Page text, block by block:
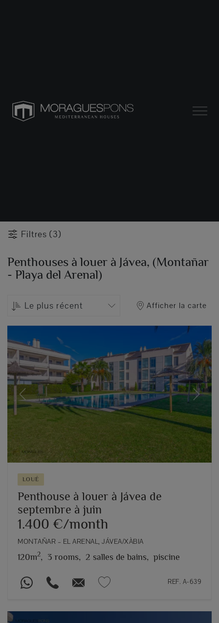
Filtres (3)
Penthouses à louer à Jávea, (Montañar
- Playa del Arenal)
Le plus récent Afficher la carte
Previous Next
LOUÉ
Penthouse à louer à Jávea de
septembre à juin
1.400 €/month
MONTAÑAR – EL ARENAL, JÁVEA/XÀBIA
120m2, 3 rooms, 2 salles de bains, piscine
REF. A-639